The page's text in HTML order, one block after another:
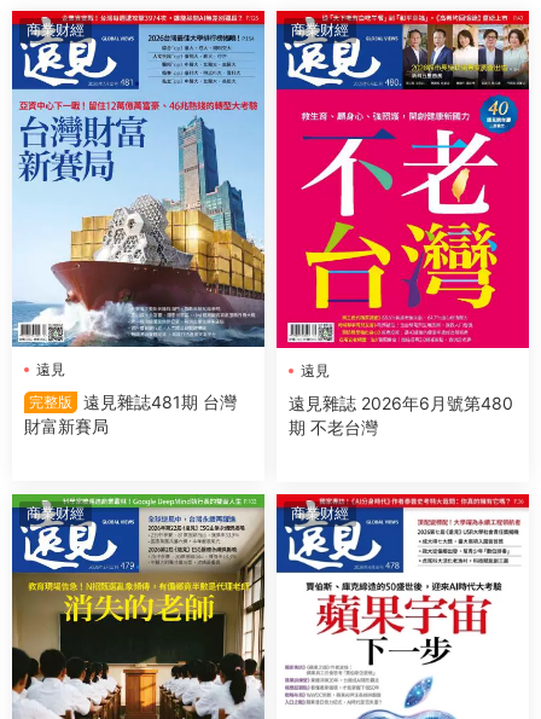
商業财經
遠見
完整版
遠見雜誌481期 台灣
財富新賽局
商業财經
遠見
遠見雜誌 2026年6月號第480
期 不老台灣
商業财經 商業财經